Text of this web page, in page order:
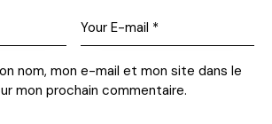
nom, mon e-mail et mon site dans le
mon prochain commentaire.